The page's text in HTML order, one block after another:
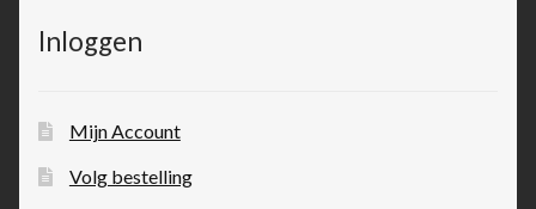
Inloggen
Mijn Account
Volg bestelling